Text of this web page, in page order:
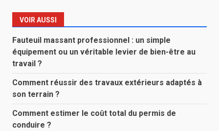
VOIR AUSSI
Fauteuil massant professionnel : un simple
équipement ou un véritable levier de bien-être au
travail ?
Comment réussir des travaux extérieurs adaptés à
son terrain ?
Comment estimer le coût total du permis de
conduire ?